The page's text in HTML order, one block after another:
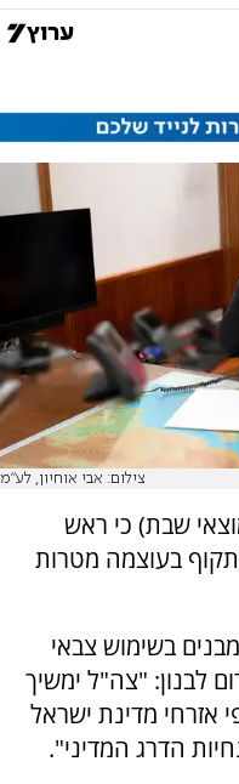
צילום: אבי אוחיון, לע"מ
שבת) כי ראש
בעוצמה מטרות
בשימוש צבאי
לבנון: "צה"ל ימשיך
אזרחי מדינת ישראל
הדרג המדיני".